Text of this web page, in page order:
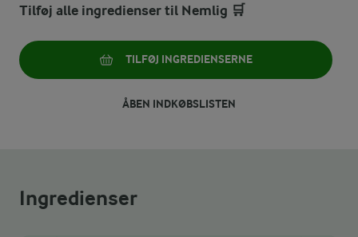
Tilføj alle ingredienser til Nemlig 🛒
TILFØJ INGREDIENSERNE
ÅBEN INDKØBSLISTEN
Ingredienser